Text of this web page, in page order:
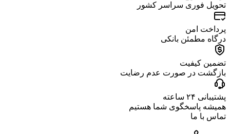
تحویل فوری سراسر کشور
پرداخت امن
درگاه مطمئن بانکی
تضمین کیفیت
بازگشت در صورت عدم رضایت
پشتیبانی ۲۴ ساعته
همیشه پاسخگوی شما هستیم
تماس با ما